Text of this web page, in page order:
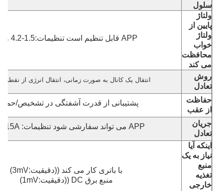
سلول
ولتاژ
پایین از
ولتاژ
خواب
محافظت
می کند
APP قابل تنظیم است تنظیمات:1.5-4.2 ولت
روش
تعادل
انتقال یک کانال به صورت زمانی، انتقال انرژی از نقطه
حفاظت
از عقب
پشتیبانی از قدرت آشفتگی در تشخیص/
جریان
تعادل
APP می تواند سفارشی شود تنظیمات: 1A ~ 15A
اینکه آیا
نیاز به یک
منبع
تغذیه
خارجی
با باتری کار می کند ((دقیقیت:3mV)
منبع برق DC ((دقیقیت:1mV)